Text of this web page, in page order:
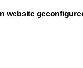
website